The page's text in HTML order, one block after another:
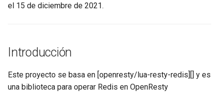
cache-purge
el 15 de diciembre de 2021.
Introducción
Este proyecto se basa en [openresty/lua-resty-redis][] y es
una biblioteca para operar Redis en OpenResty